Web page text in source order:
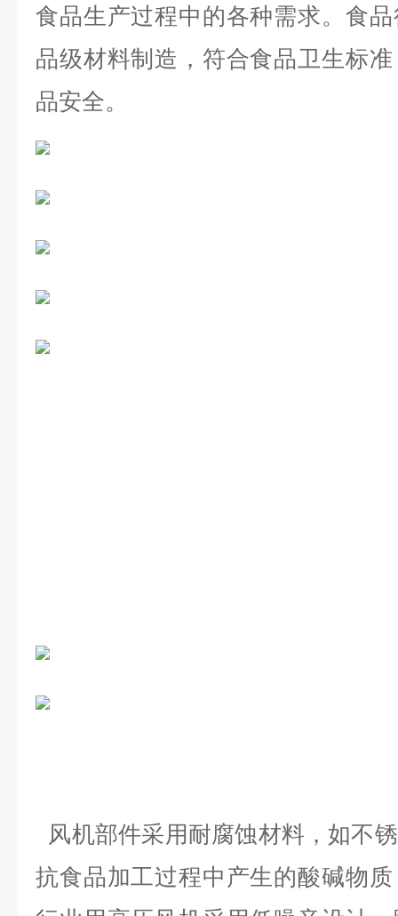
食品生产过程中的各种需求。食
品级材料制造，符合食品卫生标
品安全。
风机部件采用耐腐蚀材料，如不
抗食品加工过程中产生的酸碱物